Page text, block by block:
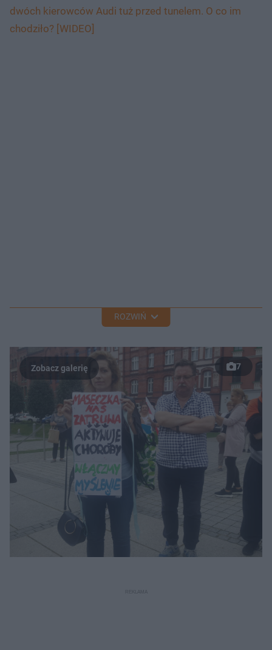
dwóch kierowców Audi tuż przed tunelem. O co im
chodziło? [WIDEO]
ROZWIŃ
7